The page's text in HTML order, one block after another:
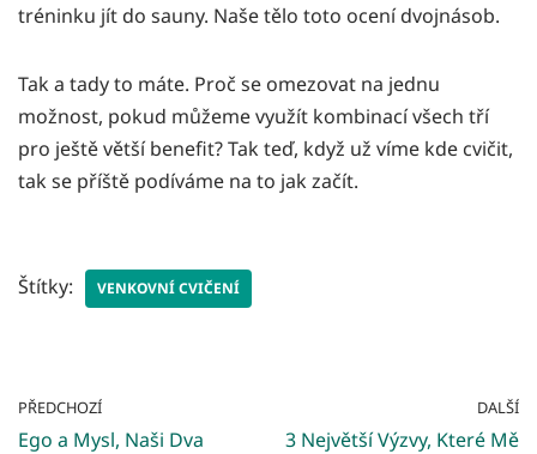
tréninku jít do sauny. Naše tělo toto ocení dvojnásob.
Tak a tady to máte. Proč se omezovat na jednu
možnost, pokud můžeme využít kombinací všech tří
pro ještě větší benefit? Tak teď, když už víme kde cvičit,
tak se příště podíváme na to jak začít.
Štítky: VENKOVNÍ CVIČENÍ
PŘEDCHOZÍ
Ego a Mysl, Naši Dva
DALŠÍ
3 Největší Výzvy, Které Mě